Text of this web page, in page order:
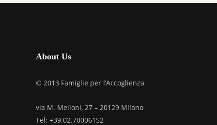
About Us
© 2013 Famiglie per l’Accoglienza
via M. Melloni, 27 – 20129 Milano
Tel: +39.02.70006152